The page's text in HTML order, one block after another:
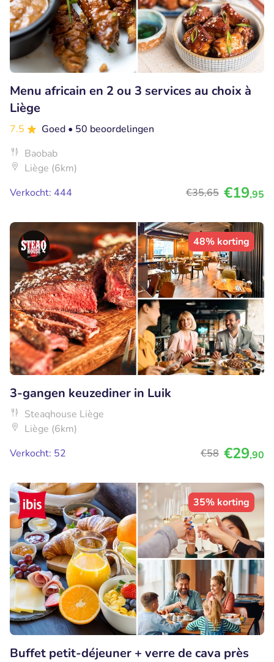
Menu africain en 2 ou 3 services au choix à
Liège
7.5 Goed • 50 beoordelingen
Baobab
Liège (6km)
Verkocht: 444
€35,65 €19,95
48% korting
3-gangen keuzediner in Luik
Steaqhouse Liège
Liège (6km)
Verkocht: 52
€58 €29,90
35% korting
Buffet petit-déjeuner + verre de cava près